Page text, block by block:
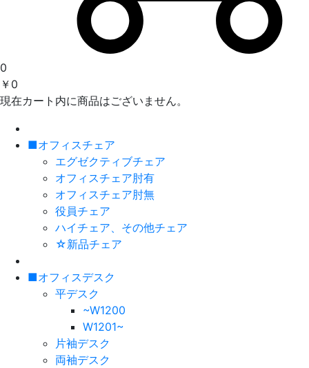
0
￥0
現在カート内に商品はございません。
■オフィスチェア
エグゼクティブチェア
オフィスチェア肘有
オフィスチェア肘無
役員チェア
ハイチェア、その他チェア
☆新品チェア
■オフィスデスク
平デスク
~W1200
W1201~
片袖デスク
両袖デスク